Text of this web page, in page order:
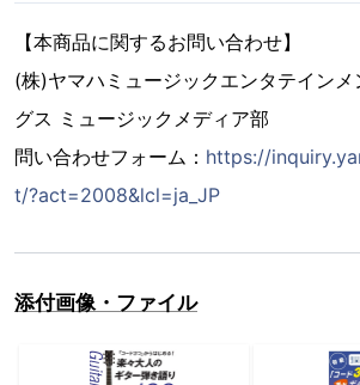
【本商品に関するお問い合わせ】
(株)ヤマハミュージックエンタテイン
グス ミュージックメディア部
問い合わせフォーム： https://
t/?act=2008&lcl=ja_JP
添付画像・ファイル